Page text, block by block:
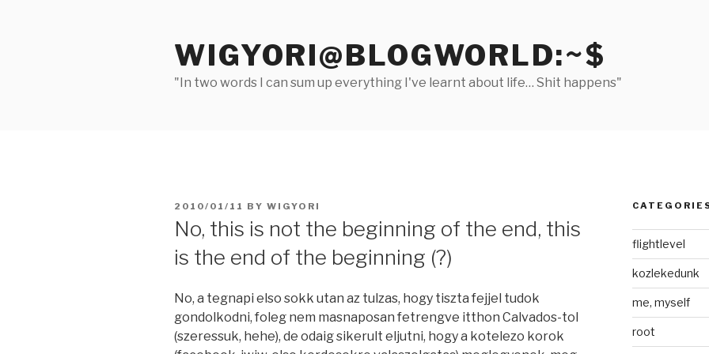
WIGYORI@BLOGWORLD:~$
"In two words I can sum up everything I've learnt about life… Shit happens"
POSTED
2010/01/11 BY WIGYORI
No, this is not the beginning of the end, this
is the end of the beginning (?)
No, a tegnapi elso sokk utan az tulzas, hogy tiszta fejjel tudok
gondolkodni, foleg nem masnaposan fetrengve itthon Calvados-tol
(szeressuk, hehe), de odaig sikerult eljutni, hogy a kotelezo korok
flightlevel
kozlekedunk
me, myself
root